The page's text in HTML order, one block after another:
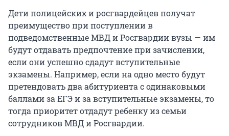
Дети полицейских и росгвардейцев получат
преимущество при поступлении в
подведомственные МВД и Росгвардии вузы — им
будут отдавать предпочтение при зачислении,
если они успешно сдадут вступительные
экзамены. Например, если на одно место будут
претендовать два абитуриента с одинаковыми
баллами за ЕГЭ и за вступительные экзамены, то
тогда приоритет отдадут ребенку из семьи
сотрудников МВД и Росгвардии.